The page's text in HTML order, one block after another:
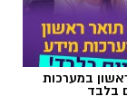
במערכות
בלבד